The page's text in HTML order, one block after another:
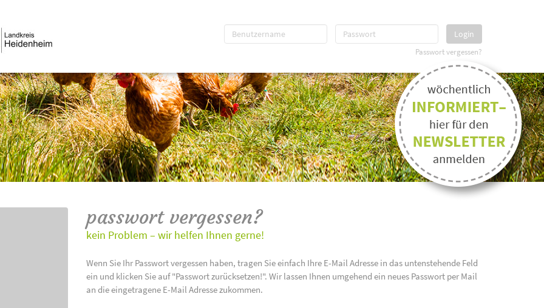
Login
Passwort vergessen?
passwort vergessen?
kein Problem – wir helfen Ihnen gerne!
Wenn Sie Ihr Passwort vergessen haben, tragen Sie einfach Ihre E-Mail Adresse in das untenstehende Feld
ein und klicken Sie auf "Passwort zurücksetzen!". Wir lassen Ihnen umgehend ein neues Passwort per Mail
an die eingetragene E-Mail Adresse zukommen.